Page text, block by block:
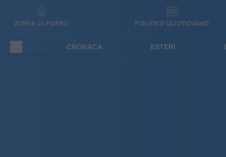
ZUPPA DI PORRO POLITICO QUOTIDIANO
CRONACA ESTERI